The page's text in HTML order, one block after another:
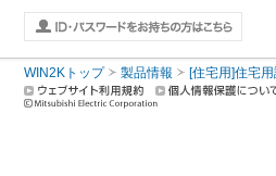
WIN2Kトップ 製品情報 [住宅用]住宅